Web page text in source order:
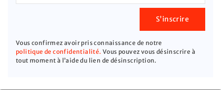
S’inscrire
Vous confirmez avoir pris connaissance de notre
politique de confidentialité. Vous pouvez vous désinscrire à
tout moment à l’aide du lien de désinscription.